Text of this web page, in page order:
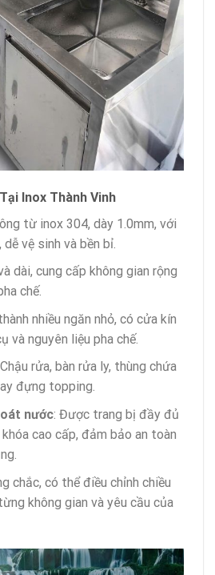
Inox Thành Vinh
từ inox 304, dày 1.0mm, với
vệ sinh và bền bỉ.
dài, cung cấp không gian rộng
chế.
nhiều ngăn nhỏ, có cửa kín
và nguyên liệu pha chế.
rửa, bàn rửa ly, thùng chứa
đựng topping.
nước: Được trang bị đầy đủ
cao cấp, đảm bảo an toàn
chắc, có thể điều chỉnh chiều
không gian và yêu cầu của